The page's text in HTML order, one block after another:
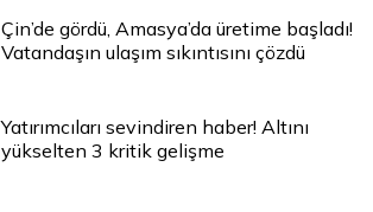
Çin’de gördü, Amasya’da üretime başladı!
Vatandaşın ulaşım sıkıntısını çözdü
Yatırımcıları sevindiren haber! Altını
yükselten 3 kritik gelişme